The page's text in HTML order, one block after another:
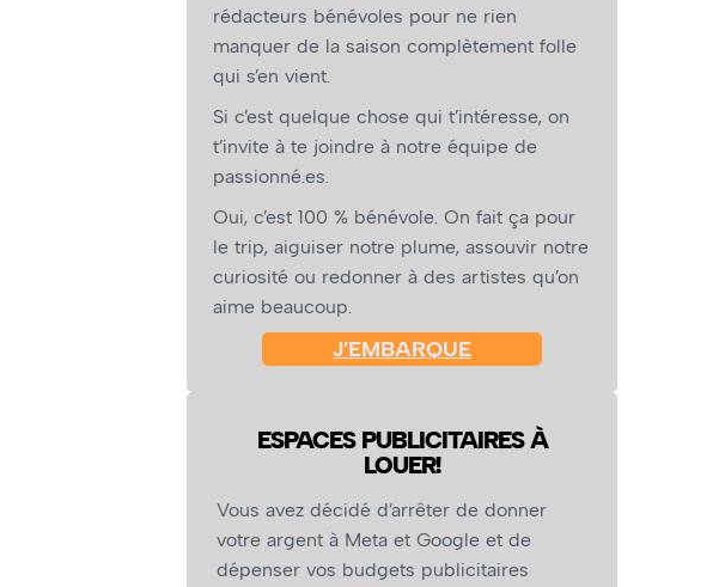
rédacteurs bénévoles pour ne rien
manquer de la saison complètement folle
qui s’en vient.
Si c’est quelque chose qui t’intéresse, on
t’invite à te joindre à notre équipe de
passionné.es.
Oui, c’est 100 % bénévole. On fait ça pour
le trip, aiguiser notre plume, assouvir notre
curiosité ou redonner à des artistes qu’on
aime beaucoup.
J’EMBARQUE
ESPACES PUBLICITAIRES À
LOUER!
Vous avez décidé d’arrêter de donner
votre argent à Meta et Google et de
dépenser vos budgets publicitaires